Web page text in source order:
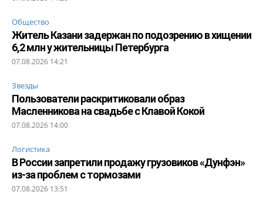
Общество
Житель Казани задержан по подозрению в хищении
6,2 млн у жительницы Петербурга
07.08.2026 14:21
Звезды
Пользователи раскритиковали образ
Масленникова на свадьбе с Клавой Кокой
07.08.2026 14:00
Логистика
В России запретили продажу грузовиков «Дунфэн»
из-за проблем с тормозами
07.08.2026 13:51